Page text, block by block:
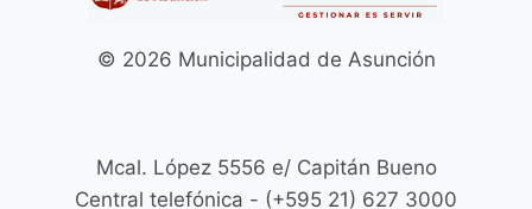
© 2026 Municipalidad de Asunción
Mcal. López 5556 e/ Capitán Bueno
Central telefónica - (+595 21) 627 3000